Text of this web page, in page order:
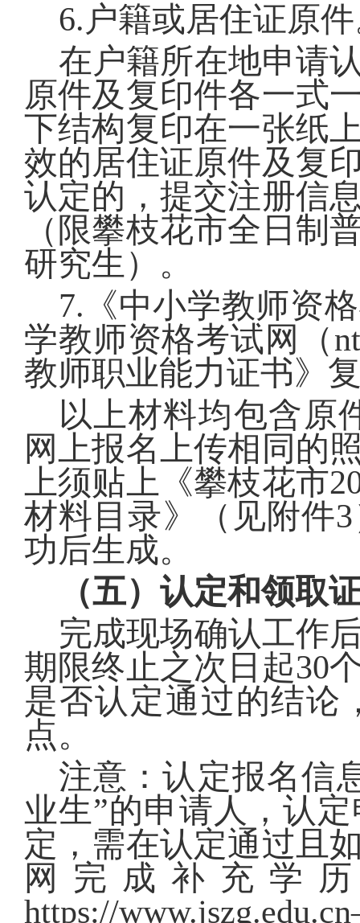
6. 户籍或居住证原
在户籍所在地申请
原件及复印件各一式
下结构复印在一张纸
效的居住证原件及复
认定的，提交注册信
（限攀枝花市全日制
研究生）。
7. 《中小学教师资
学教师资格考试网（
教师职业能力证书》
以上材料均包含原
网上报名上传相同的
上须贴上《攀枝花市
材料目录》（见附件3
功后生成。
（五）认定和领取
完成现场确认工作
期限终止之次日起30
是否认定通过的结论
点。
注意：认定报名信
业生”的申请人，认
定，需在认定通过且
网完成补充学
https://www.jszg.edu.cn